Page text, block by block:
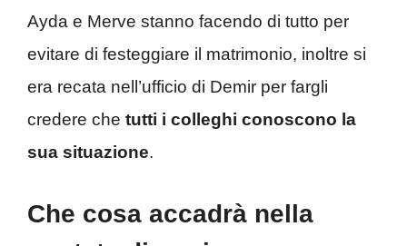
Ayda e Merve stanno facendo di tutto per
evitare di festeggiare il matrimonio, inoltre si
era recata nell’ufficio di Demir per fargli
credere che tutti i colleghi conoscono la
sua situazione.
Che cosa accadrà nella